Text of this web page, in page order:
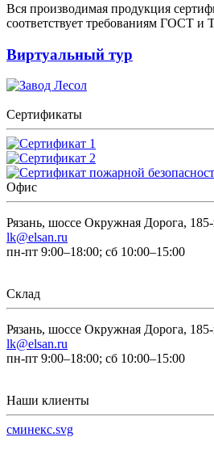
Вся производимая продукция
соответствует требованиям ГОСТ и
Виртуальный тур
Сертификаты
Офис
Рязань, шоссе Окружная Дорога,
lk@elsan.ru
пн-пт 9:00–18:00; сб 10:00–15:00
Склад
Рязань, шоссе Окружная Дорога,
lk@elsan.ru
пн-пт 9:00–18:00; сб 10:00–15:00
Наши клиенты
сминекс.svg